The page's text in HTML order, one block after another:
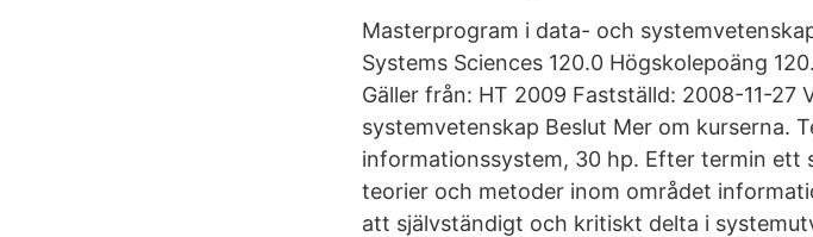
Masterprogram i data- och
Systems Sciences 120.0 Högskolepoäng
Gäller från: HT 2009 Fastställd: 2008-11-
systemvetenskap Beslut Mer om kurserna.
informationssystem, 30 hp. Efter termin ett
teorier och metoder inom området
att självständigt och kritiskt delta i